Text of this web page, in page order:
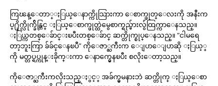
ကြၽန္ေတာ္ႏြယ္ေနာက္ကိုသြားကာ ေစာက္ဖုတ္ေလးကို အနီးက
ပ္႐ိုက္လိုက္ခ်ိန္တြင္ ႏြယ္ေစာက္ဖုတ္ထဲမွေစာက္ရည္မ်ားလွ်ံထြက္ကာေနသည္။
ႏြယ္ကတစ္ေခ်ာင္းၿပီးတစ္ေခ်ာင္ ဆက္တိုက္စုပ္ေနသည္။ “ငါမရေ
တာ့ဘူးကြာ ခ်ခ်င္ေနၿပီ” ကိုေဇာ္ႀကီးက ေျပာေျပာဆို ႏြယ့္
ကို မတ္တပ္ရပ္ကုန္းခိုက္းကာ ေနာက္မွေနၿပီး စလိုးေတာ့သည္။
ကိုေဇာ္ႀကီးကလိုးသည္ႏွင့္ အခ်က္မွမနားဘဲ ဆက္တိုက္ ႏြယ္ေစာ